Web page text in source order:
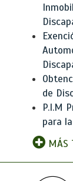
de
P.I.M
para
MÁS